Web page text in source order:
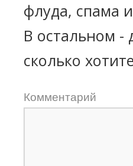
флуда, спама
В остальном -
сколько
Комментарий